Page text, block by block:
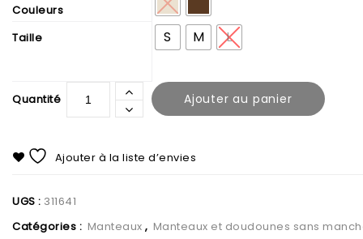
Couleurs
Taille
S M L
Ajouter au panier
Ajouter à la liste d’envies
UGS : 311641
Catégories : Manteaux , Manteaux et doudounes sans